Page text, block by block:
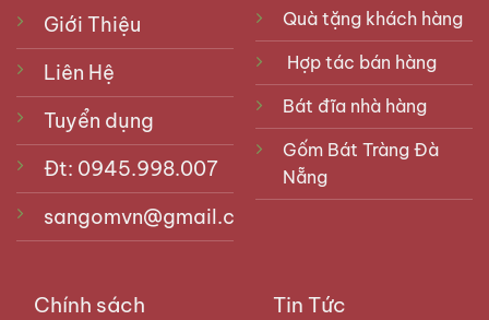
Giới Thiệu
Liên Hệ
Tuyển dụng
Đt: 0945.998.007
sangomvn@gmail.com
Quà tặng khách hàng
Hợp tác bán hàng
Bát đĩa nhà hàng
Gốm Bát Tràng Đà
Nẵng
Chính sách Tin Tức